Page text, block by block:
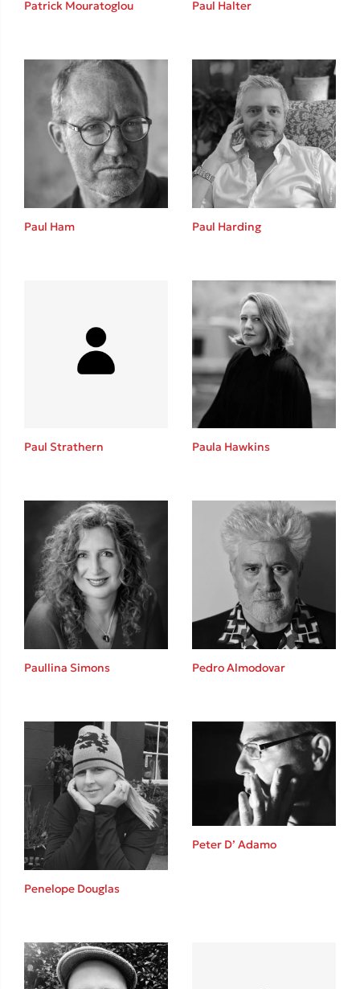
Sebastian Fitzek
Playlist
Στέφανος Ξενάκης
Το λεξικό της ζωής σου
Κώστας Κρομμύδας
Το λιμάνι μου είσαι εσύ
Ιωάννης Γλωσσόπουλος
Ένας γίγαντας στο σχολείο
Patrick Mouratoglou Paul Halter
Paul Ham Paul Harding
Paul Strathern Paula Hawkins
Paullina Simons Pedro Almodovar
Penelope Douglas
Peter D’ Adamo